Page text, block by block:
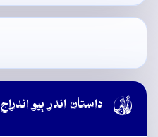
 داستان اندر ٻيو اندراج